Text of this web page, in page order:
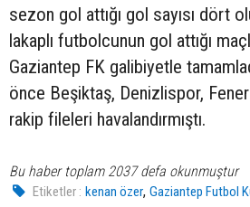
sezon gol attığı gol sayısı dört
lakaplı futbolcunun gol attığı
Gaziantep FK galibiyetle
önce Beşiktaş, Denizlispor,
rakip fileleri havalandırmıştı.
Bu haber toplam 2037 defa okunmuştur
Etiketler : kenan özer,Gaziantep Futbol